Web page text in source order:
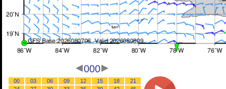
000
00 03 06 09 12 15 18
21